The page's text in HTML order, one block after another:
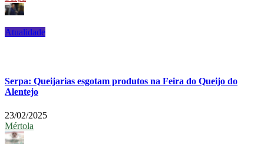
Atualidade
Serpa: Queijarias esgotam produtos na Feira do Queijo do
Alentejo
23/02/2025
Mértola